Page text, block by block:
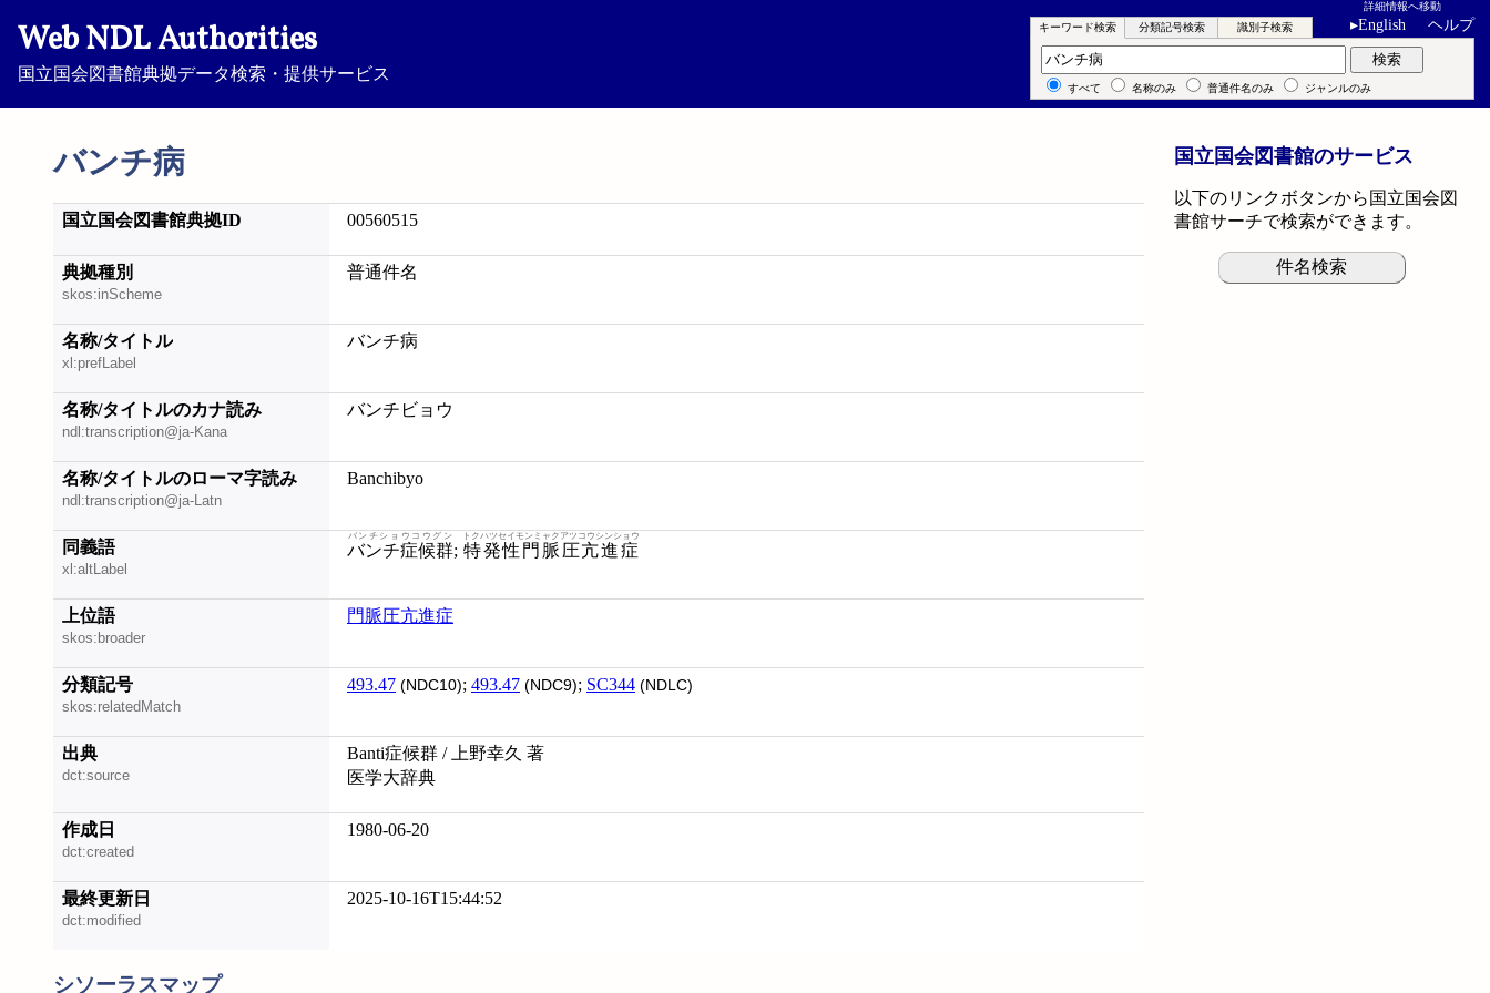
Web NDL Authorities
国立国会図書館典拠データ検索・提供サービス
詳細情報へ移動
▸English ヘルプ
バンチ病
キーワード検索 分類記号検索 識別子検索
キーワード検索 検索
すべて 名称のみ 普通件名のみ ジャンルのみ
国立国会図書館典拠ID 00560515
典拠種別
skos:inScheme
普通件名
名称/タイトル
xl:prefLabel
バンチ病
名称/タイトルのカナ読み
ndl:transcription@ja-Kana
バンチビョウ
名称/タイトルのローマ字読み
ndl:transcription@ja-Latn
Banchibyo
同義語
xl:altLabel
バンチ症候群
バンチショウコウグン
; 特発性門脈圧亢進症
トクハツセイモンミャクアツコウシンショウ
上位語
skos:broader
門脈圧亢進症
分類記号
skos:relatedMatch
493.47 (NDC10); 493.47 (NDC9); SC344 (NDLC)
出典
dct:source
Banti症候群 / 上野幸久 著
医学大辞典
作成日
dct:created
1980-06-20
最終更新日
dct:modified
2025-10-16T15:44:52
シソーラスマップ
国立国会図書館のサービス
以下のリンクボタンから国立国会図
書館サーチで検索ができます。
件名検索